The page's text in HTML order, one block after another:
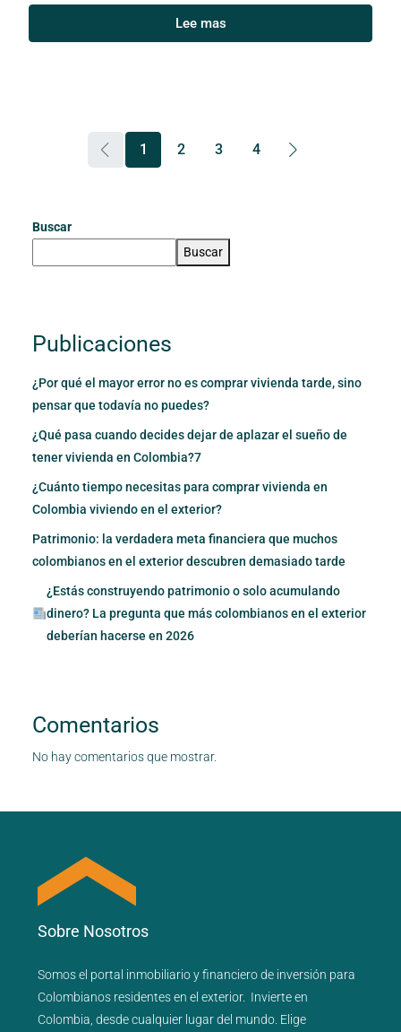
Lee mas
1 2 3 4
Buscar
Buscar
Publicaciones
¿Por qué el mayor error no es comprar vivienda tarde, sino
pensar que todavía no puedes?
¿Qué pasa cuando decides dejar de aplazar el sueño de
tener vivienda en Colombia?7
¿Cuánto tiempo necesitas para comprar vivienda en
Colombia viviendo en el exterior?
Patrimonio: la verdadera meta financiera que muchos
colombianos en el exterior descubren demasiado tarde
¿Estás construyendo patrimonio o solo acumulando
dinero? La pregunta que más colombianos en el exterior
deberían hacerse en 2026
Comentarios
No hay comentarios que mostrar.
Sobre Nosotros
Somos el portal inmobiliarioyfinancierode inversión para
Colombianos residentes en el exterior. Invierte en
Colombia, desde cualquier lugar del mundo. Elige